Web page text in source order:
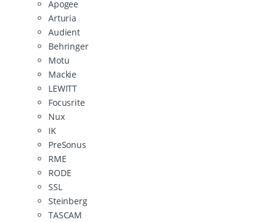
Apogee
Arturia
Audient
Behringer
Motu
Mackie
LEWITT
Focusrite
Nux
IK
PreSonus
RME
RODE
SSL
Steinberg
TASCAM